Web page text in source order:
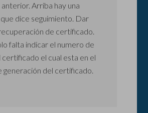
Arriba hay una
dice seguimiento. Dar
de certificado.
falta indicar el numero de
certificado el cual esta en el
generación del certificado.